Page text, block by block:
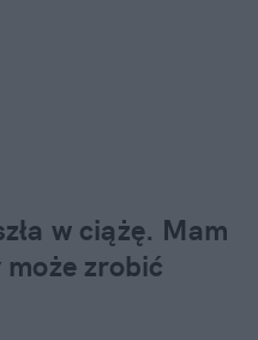
w ciążę. Mam
zrobić